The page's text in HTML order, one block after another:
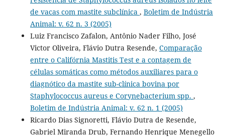
de vacas com mastite subclínica , Boletim de Indústria
Animal: v. 62 n. 3 (2005)
Luiz Francisco Zafalon, Antônio Nader Filho, José
Victor Oliveira, Flávio Dutra Resende, Comparação
entre o Califórnia Mastitis Test e a contagem de
células somáticas como métodos auxiliares para o
diagnótico da mastite sub-clínica bovina por
Staphylococcus aureus e Corynebacterium spp. ,
Boletim de Indústria Animal: v. 62 n. 1 (2005)
Ricardo Dias Signoretti, Flávio Dutra de Resende,
Gabriel Miranda Drub, Fernando Henrique Menegello